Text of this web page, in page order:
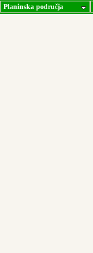
Planinska područja